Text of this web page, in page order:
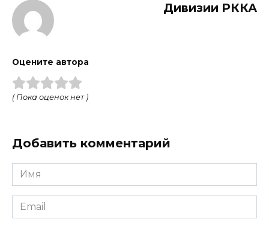
Дивизии РККА
Оцените автора
( Пока оценок нет )
Добавить комментарий
Имя
Email